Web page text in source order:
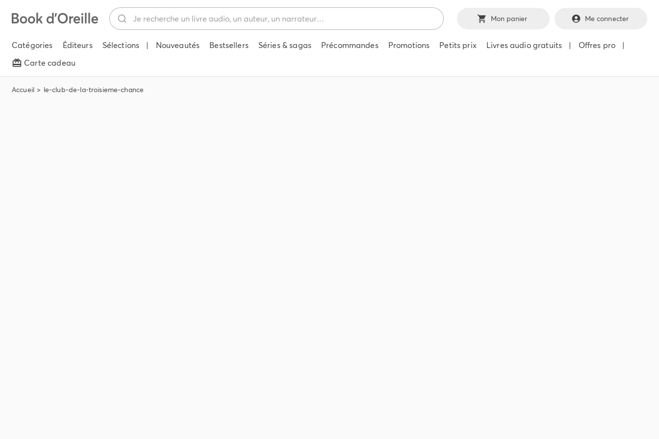
Mon panier Me connecter
Catégories Éditeurs Sélections | Nouveautés Bestsellers Séries & sagas Précommandes Promotions Petits prix Livres audio gratuits | Offres pro
|
Carte cadeau
Accueil le-club-de-la-troisieme-chance